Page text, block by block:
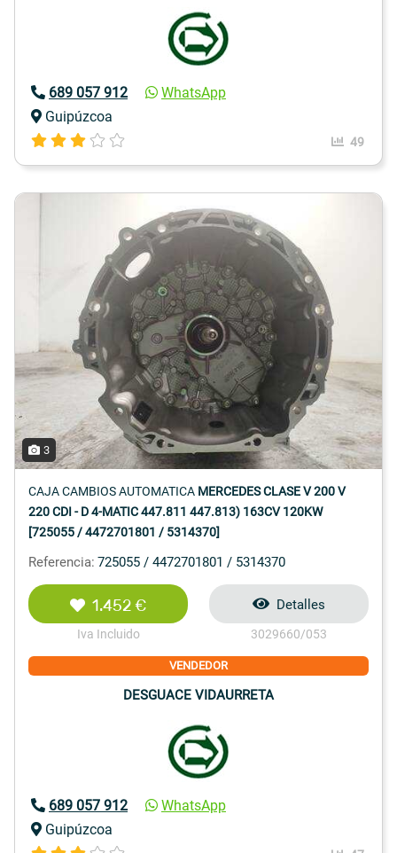
689 057 912
WhatsApp
Guipúzcoa
49
3
CAJA CAMBIOS AUTOMATICA MERCEDES CLASE V 200 V
220 CDI - D 4-MATIC 447.811 447.813) 163CV 120KW
[725055 / 4472701801 / 5314370]
Referencia: 725055 / 4472701801 / 5314370
1.452 €
Iva Incluido
Detalles
3029660/053
VENDEDOR
DESGUACE VIDAURRETA
689 057 912
WhatsApp
Guipúzcoa